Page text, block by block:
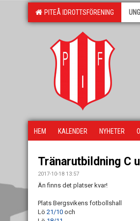
PITEÅ IDROTTSFÖRENING
HEM KALENDER NYHETER
Tränarutbildning C
2017-10-18 13:57
Än finns det platser kvar!
Plats Bergsvikens fotbollshall
Lö 21/10 och